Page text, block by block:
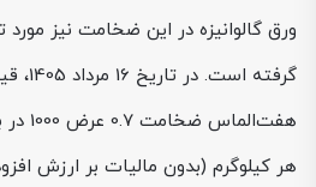
ورق گالوانیزه در این ضخامت نیز مورد
گرفته
هر کیلوگرم (بدون مالیات بر ارزش